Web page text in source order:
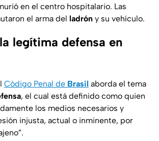
en el centro hospitalario. Las
el arma del ladrón y su vehículo.
legítima defensa en
Código Penal de Brasil aborda el tema
, el cual está definido como quien
los medios necesarios y
injusta, actual o inminente, por